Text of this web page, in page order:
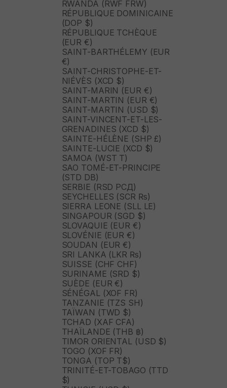
RWANDA (RWF FRW)
RÉPUBLIQUE DOMINICAINE
(DOP $)
RÉPUBLIQUE TCHÈQUE
(EUR €)
SAINT-BARTHÉLEMY (EUR
€)
SAINT-CHRISTOPHE-ET-
NIÉVÈS (XCD $)
SAINT-MARIN (EUR €)
SAINT-MARTIN (EUR €)
SAINT-MARTIN (USD $)
SAINT-VINCENT-ET-LES-
GRENADINES (XCD $)
SAINTE-HÉLÈNE (SHP £)
SAINTE-LUCIE (XCD $)
SAMOA (WST T)
SAO TOMÉ-ET-PRINCIPE
(STD DB)
SERBIE (RSD РСД)
SEYCHELLES (SCR ₨)
SIERRA LEONE (SLL LE)
SINGAPOUR (SGD $)
SLOVAQUIE (EUR €)
SLOVÉNIE (EUR €)
SOUDAN (EUR €)
SRI LANKA (LKR ₨)
SUISSE (CHF CHF)
SURINAME (SRD $)
SUÈDE (EUR €)
SÉNÉGAL (XOF FR)
TANZANIE (TZS SH)
TAÏWAN (TWD $)
TCHAD (XAF CFA)
THAÏLANDE (THB ฿)
TIMOR ORIENTAL (USD $)
TOGO (XOF FR)
TONGA (TOP T$)
TRINITÉ-ET-TOBAGO (TTD
$)